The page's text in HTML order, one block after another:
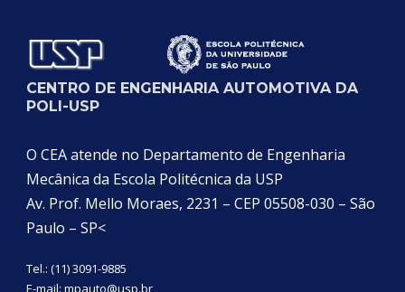
CENTRO DE ENGENHARIA AUTOMOTIVA DA
POLI-USP
O CEA atende no Departamento de Engenharia
Mecânica da Escola Politécnica da USP
Av. Prof. Mello Moraes, 2231 – CEP 05508-030 – São
Paulo – SP<
Tel.: (11) 3091-9885
E-mail: mpauto@usp.br